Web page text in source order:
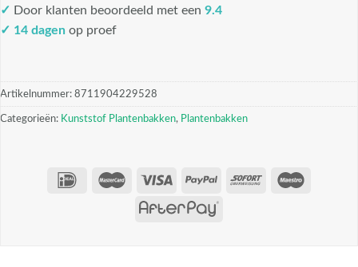
✓ Door klanten beoordeeld met een 9.4
✓ 14 dagen op proef
Artikelnummer: 8711904229528
Categorieën: Kunststof Plantenbakken, Plantenbakken